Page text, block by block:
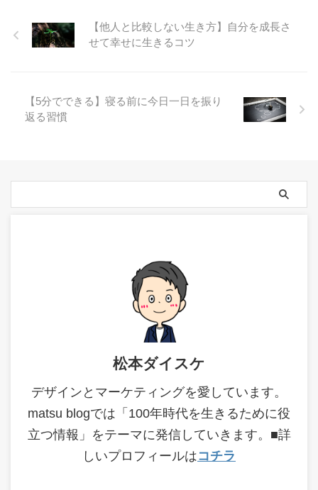
【他人と比較しない生き方】自分を成長さ
せて幸せに生きるコツ
【5分でできる】寝る前に今日一日を振り
返る習慣
松本ダイスケ
デザインとマーケティングを愛しています。
matsu blogでは「100年時代を生きるために役
立つ情報」をテーマに発信していきます。■詳
しいプロフィールはコチラ